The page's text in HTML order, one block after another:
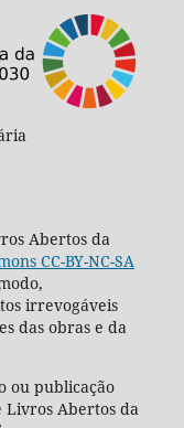
Abertos da
CC-BY-NC-SA
irrevogáveis
das obras e da
ou publicação
Livros Abertos da